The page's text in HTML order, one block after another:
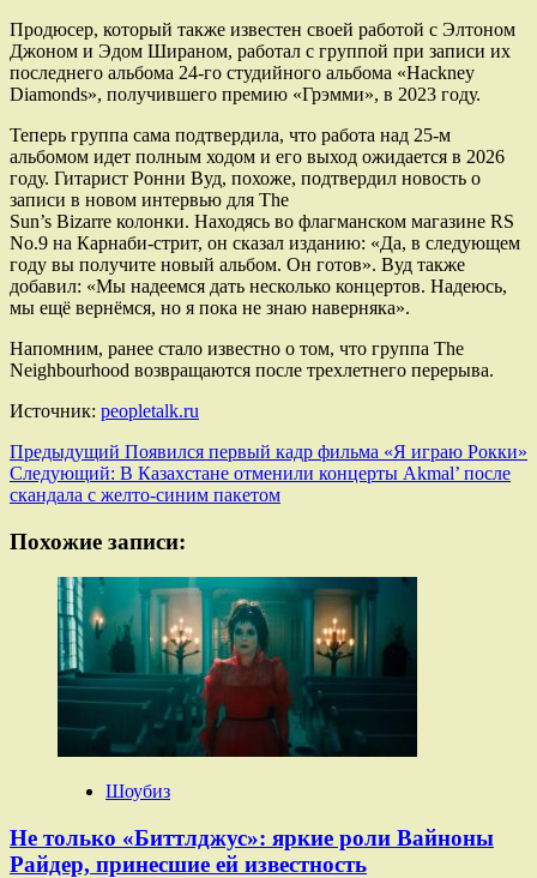
Продюсер, который также известен своей работой с Элтоном
Джоном и Эдом Шираном, работал с группой при записи их
последнего альбома 24-го студийного альбома «Hackney
Diamonds», получившего премию «Грэмми», в 2023 году.
Теперь группа сама подтвердила, что работа над 25-м
альбомом идет полным ходом и его выход ожидается в 2026
году. Гитарист Ронни Вуд, похоже, подтвердил новость о
записи в новом интервью для The
Sun’s Bizarre колонки. Находясь во флагманском магазине RS
No.9 на Карнаби-стрит, он сказал изданию: «Да, в следующем
году вы получите новый альбом. Он готов». Вуд также
добавил: «Мы надеемся дать несколько концертов. Надеюсь,
мы ещё вернёмся, но я пока не знаю наверняка».
Напомним, ранее стало известно о том, что группа The
Neighbourhood возвращаются после трехлетнего перерыва.
Источник: peopletalk.ru
Навигация
записи
Предыдущий Появился первый кадр фильма «Я играю Рокки»
Следующий: В Казахстане отменили концерты Akmal’ после
скандала с желто-синим пакетом
Похожие записи:
Шоубиз
Не только «Биттлджус»: яркие роли Вайноны
Райдер, принесшие ей известность